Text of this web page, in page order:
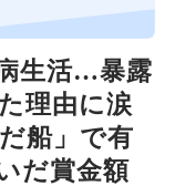
生活…暴露
理由に涙
船」で有
だ賞金額